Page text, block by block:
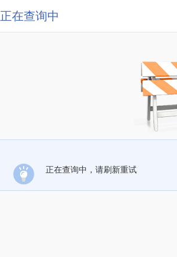
正在查询中
正在查询中，请刷新重试